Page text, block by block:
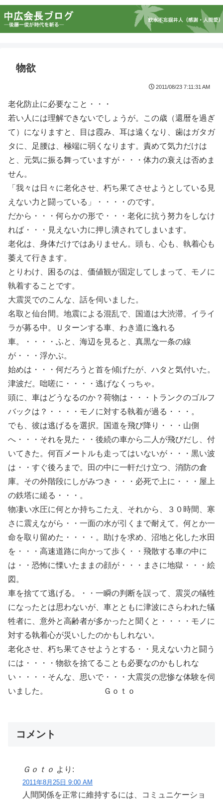
物欲
2011/08/23 7:11:31 AM
老化防止に必要なこと・・・
若い人には理解できないでしょうが。この歳（還暦を過ぎ
て）になりますと、目は霞み、耳は遠くなり、歯はガタガ
タに、足腰は、極端に弱くなります。責めて気力だけは
と、元気に振る舞っていますが・・・体力の衰えは否めま
せん。
「我々は日々に老化させ、朽ち果てさせようとしている見
えない力と闘っている」・・・・のです。
だから・・・何らかの形で・・・老化に抗う努力をしなけ
れば・・・見えない力に押し潰されてしまいます。
老化は、身体だけではありません。頭も、心も、執着心も
萎えて行きます。
とりわけ、困るのは、価値観が固定してしまって、モノに
執着することです。
大震災でのこんな、話を伺いました。
名取と仙台間。地震による混乱で、国道は大渋滞。イライ
ラが募る中。Ｕターンする車、わき道に逸れる
車。・・・・ふと、海辺を見ると、真黒な一条の線
が・・・浮かぶ。
始めは・・・何だろうと首を傾げたが、ハタと気付いた。
津波だ。咄嗟に・・・・逃げなくっちゃ。
頭に、車はどうなるのか？荷物は・・・トランクのゴルフ
バックは？・・・・モノに対する執着が過る・・・。
でも、彼は逃げるを選択。国道を飛び降り・・・山側
へ・・・それを見た・・後続の車から二人が飛びだし、付
いてきた。何百メートルも走ってはいないが・・・黒い波
は・・すぐ後ろまで。田の中に一軒だけ立つ、消防の倉
庫。その外階段にしがみつき・・・必死で上に・・・屋上
の鉄塔に縋る・・・。
物凄い水圧に何とか持ちこたえ、それから、３０時間、寒
さに震えながら・・一面の水が引くまで耐えて。何とか一
命を取り留めた・・・・。助けを求め、沼地と化した水田
を・・・高速道路に向かって歩く・・飛散する車の中に
は・・恐怖に慄いたままの顔が・・・まさに地獄・・・絵
図。
車を捨てて逃げる。・・一瞬の判断を誤って、震災の犠牲
になったとは思わないが、車とともに津波にさらわれた犠
牲者に、意外と高齢者が多かったと聞くと・・・・モノに
対する執着心が災いしたのかもしれない。
老化させ、朽ち果てさせようとする・・見えない力と闘う
には・・・・物欲を捨てることも必要なのかもしれな
い・・・・そんな、思いで・・・大震災の悲惨な体験を伺
いました。 Ｇｏｔｏ
コメント
Ｇｏｔｏ より:
2011年8月25日 9:00 AM
人間関係を正常に維持するには、コミュニケーショ